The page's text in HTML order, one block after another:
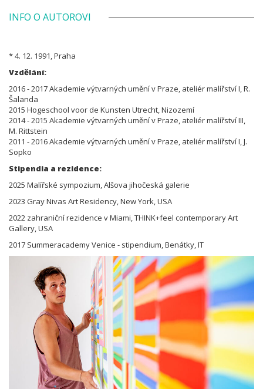
INFO O AUTOROVI
* 4. 12. 1991, Praha
Vzdělání:
2016 - 2017 Akademie výtvarných umění v Praze, ateliér malířství I, R.
Šalanda
2015 Hogeschool voor de Kunsten Utrecht, Nizozemí
2014 - 2015 Akademie výtvarných umění v Praze, ateliér malířství III,
M. Rittstein
2011 - 2016 Akademie výtvarných umění v Praze, ateliér malířství I, J.
Sopko
Stipendia a rezidence:
2025 Malířské sympozium, Alšova jihočeská galerie
2023 Gray Nivas Art Residency, New York, USA
2022 zahraniční rezidence v Miami, THINK+feel contemporary Art
Gallery, USA
2017 Summeracademy Venice - stipendium, Benátky, IT